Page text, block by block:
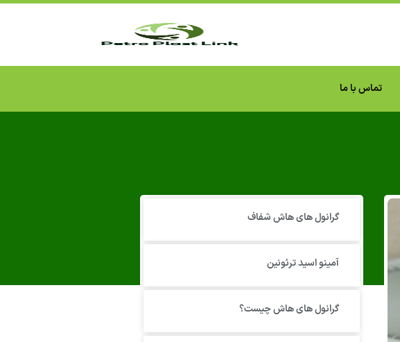
تماس با ما
گرانول‌ های هاش شفاف
آمینو اسید ترئونین
گرانول های هاش چیست؟